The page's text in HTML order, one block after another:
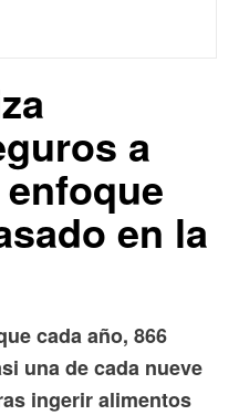
a
en la
cada año, 866
una de cada nueve
ingerir alimentos